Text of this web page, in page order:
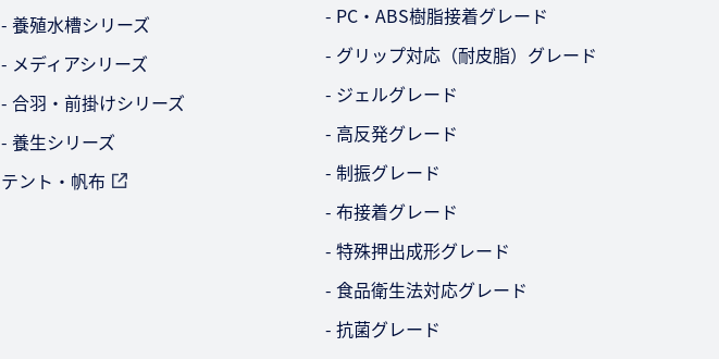
- 養殖水槽シリーズ
- メディアシリーズ
- 合羽・前掛けシリーズ
- 養生シリーズ
テント・帆布
- PC・ABS樹脂接着グレード
- グリップ対応（耐皮脂）グレード
- ジェルグレード
- 高反発グレード
- 制振グレード
- 布接着グレード
- 特殊押出成形グレード
- 食品衛生法対応グレード
- 抗菌グレード